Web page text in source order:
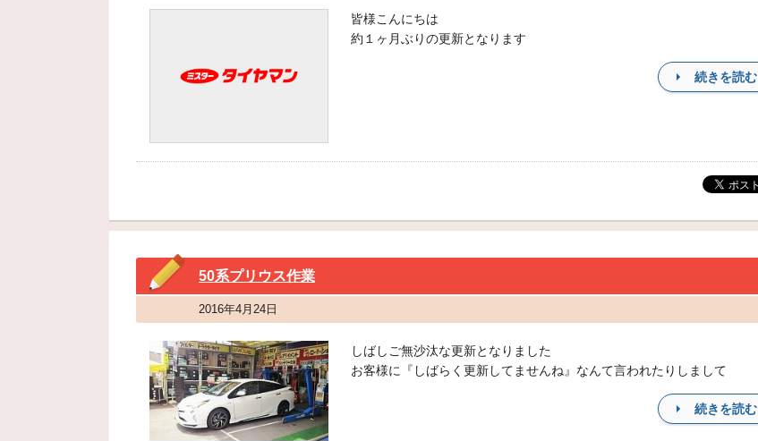
皆様こんにちは
約１ヶ月ぶりの更新となります
続きを読む
50系プリウス作業
2016年4月24日
しばしご無沙汰な更新となりました
お客様に『しばらく更新してませんね』なんて言われたりしまして
続きを読む